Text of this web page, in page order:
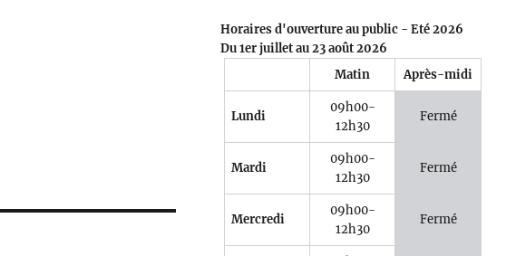
Horaires d'ouverture au public - Eté 2026
Du 1er juillet au 23 août 2026
Matin
Après-midi
Lundi
09h00-
12h30
Fermé
Mardi
09h00-
12h30
Fermé
Mercredi
09h00-
12h30
Fermé